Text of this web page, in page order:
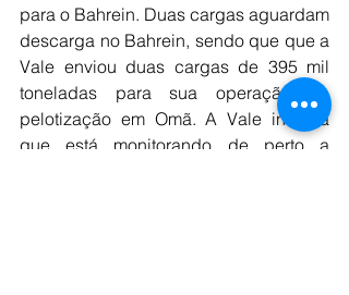
para o Bahrein. Duas cargas aguardam
descarga no Bahrein, sendo que que a
Vale enviou duas cargas de 395 mil
toneladas para sua operação de
pelotização em Omã. A Vale informa
que está monitorando de perto a